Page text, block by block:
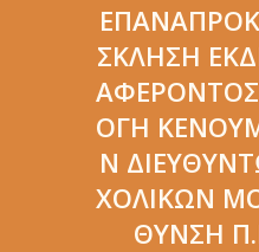
ΣΚΛΗΣΗ
ΑΦΈΡΟΝΤΟΣ
ΟΓΉ
Ν
ΧΟΛΙΚΏΝ
ΘΥΝΣΗ